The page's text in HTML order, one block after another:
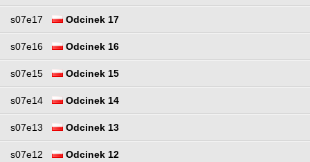
s07e17 Odcinek 17
s07e16 Odcinek 16
s07e15 Odcinek 15
s07e14 Odcinek 14
s07e13 Odcinek 13
s07e12 Odcinek 12